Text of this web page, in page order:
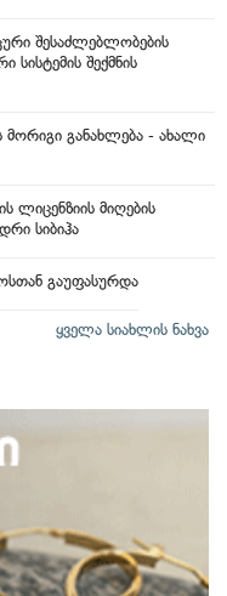
შესაძლებლობების
სისტემის შექმნის
მორიგი განახლება - ახალი
ლიცენზიის მიღების
სიბიჰა
გაუფასურდა
ყველა სიახლის ნახვა